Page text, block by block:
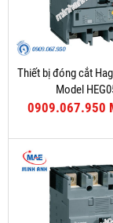
Thiết bị đóng cắt
Model
0909.067.950